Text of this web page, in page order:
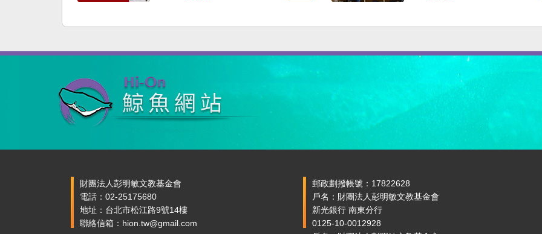
財團法人彭明敏文教基金會
電話：02-25175680
地址：台北市松江路9號14樓
聯絡信箱：hion.tw@gmail.com
郵政劃撥帳號：17822628
戶名：財團法人彭明敏文教基金會
新光銀行 南東分行
0125-10-0012928